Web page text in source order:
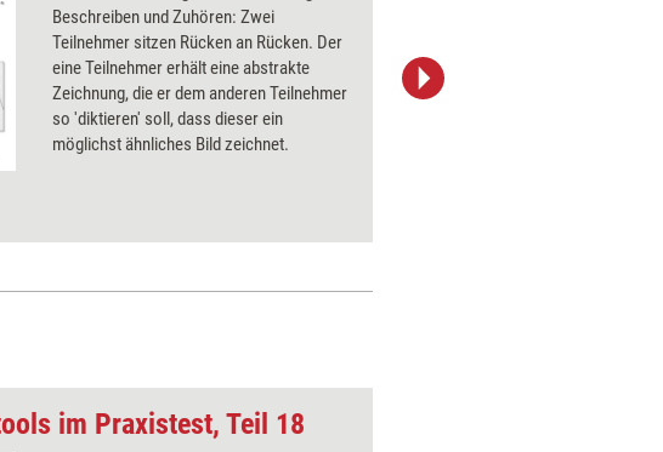
Beschreiben und Zuhören: Zwei
Teilnehmer sitzen Rücken an Rücken. Der
eine Teilnehmer erhält eine abstrakte
Zeichnung, die er dem anderen Teilnehmer
so 'diktieren' soll, dass dieser ein
möglichst ähnliches Bild zeichnet.
im Praxistest, Teil 18